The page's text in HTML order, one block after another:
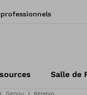
Salle de
Genou Kenevo